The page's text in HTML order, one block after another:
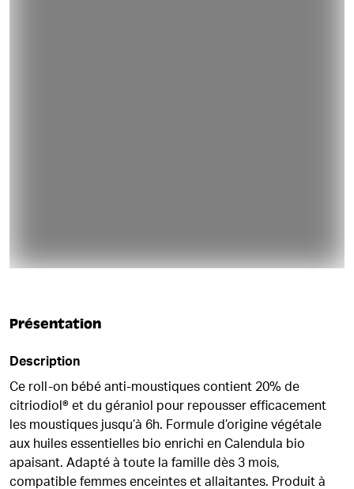
Présentation
Description
Ce roll-on bébé anti-moustiques contient 20% de
citriodiol® et du géraniol pour repousser efficacement
les moustiques jusqu’à 6h. Formule d’origine végétale
aux huiles essentielles bio enrichi en Calendula bio
apaisant. Adapté à toute la famille dès 3 mois,
compatible femmes enceintes et allaitantes. Produit à